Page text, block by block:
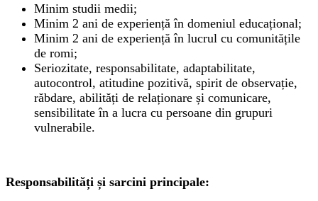
Minim studii medii;
Minim 2 ani de experiență în domeniul educațional;
Minim 2 ani de experiență în lucrul cu comunitățile
de romi;
Seriozitate, responsabilitate, adaptabilitate,
autocontrol, atitudine pozitivă, spirit de observație,
răbdare, abilități de relaționare și comunicare,
sensibilitate în a lucra cu persoane din grupuri
vulnerabile.
Responsabilități și sarcini principale: